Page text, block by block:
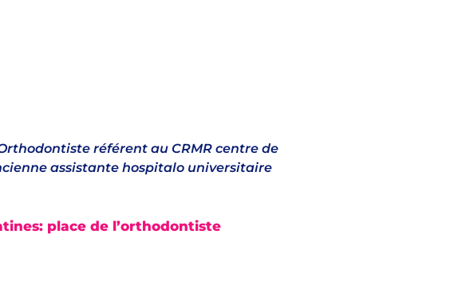
référent au CRMR centre de
assistante hospitalo universitaire
place de l’orthodontiste